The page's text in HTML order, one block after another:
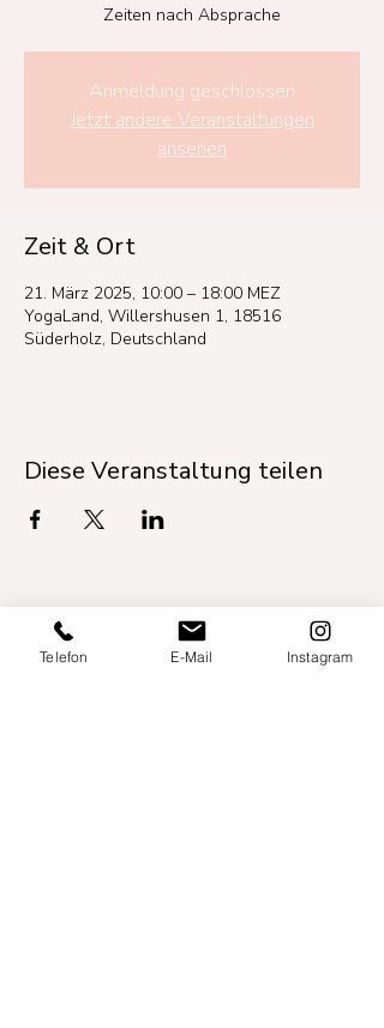
Zeiten nach Absprache
Anmeldung geschlossen
Jetzt andere Veranstaltungen
ansehen
Zeit & Ort
21. März 2025, 10:00 – 18:00 MEZ
YogaLand, Willershusen 1, 18516
Süderholz, Deutschland
Diese Veranstaltung teilen
Telefon E-Mail Instagram